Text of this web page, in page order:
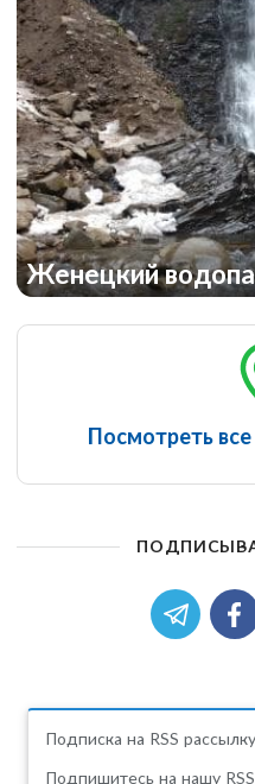
Женецкий
Посмотреть
Подписка на RSS рассылку
Подпишитесь на нашу